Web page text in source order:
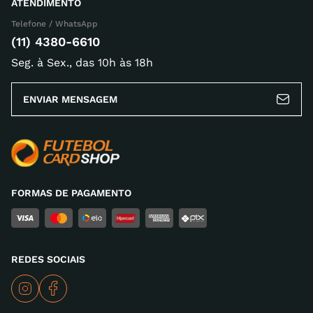
Escreva uma avaliação
ATENDIMENTO
Telefone / WhatsApp
(11) 4380-6610
Seg. à Sex., das 10h às 18h
ENVIAR MENSAGEM
FORMAS DE PAGAMENTO
REDES SOCIAIS